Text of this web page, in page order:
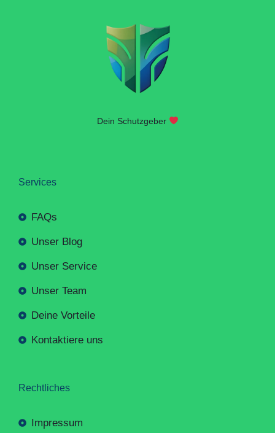
Dein Schutzgeber
Services
FAQs
Unser Blog
Unser Service
Unser Team
Deine Vorteile
Kontaktiere uns
Rechtliches
Impressum